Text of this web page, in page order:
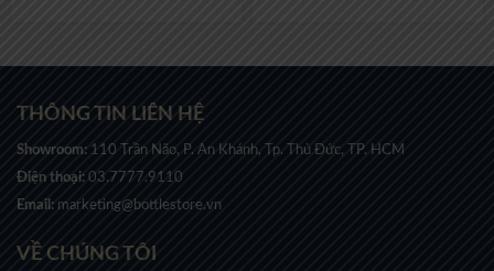
THÔNG TIN LIÊN HỆ
Showroom: 110 Trần Não, P. An Khánh, Tp. Thủ Đức, TP. HCM
Điện thoại: 03.7777.9110
Email: marketing@bottlestore.vn
VỀ CHÚNG TÔI